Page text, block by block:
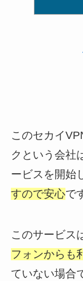
このセカイ
クという会社
ービスを開始
すので安心で
このサービス
フォンからも
ていない場合